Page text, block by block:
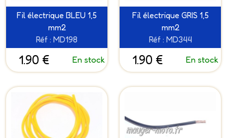
Fil électrique BLEU 1,5
mm2
Réf : MD198
1.90 € En stock
Fil électrique GRIS 1,5
mm2
Réf : MD344
1.90 € En stock